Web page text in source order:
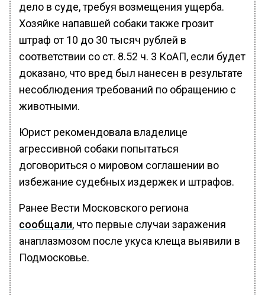
дело в суде, требуя возмещения ущерба.
Хозяйке напавшей собаки также грозит
штраф от 10 до 30 тысяч рублей в
соответствии со ст. 8.52 ч. 3 КоАП, если будет
доказано, что вред был нанесен в результате
несоблюдения требований по обращению с
животными.
Юрист рекомендовала владелице
агрессивной собаки попытаться
договориться о мировом соглашении во
избежание судебных издержек и штрафов.
Ранее Вести Московского региона
сообщали, что первые случаи заражения
анаплазмозом после укуса клеща выявили в
Подмосковье.